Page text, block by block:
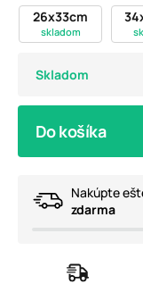
26x33cm
skladom
Skladom
Do košíka
Nakúpte
zdarma